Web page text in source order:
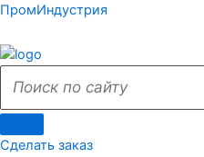
Перейти
содержимому
ПромИндустрия
Поиск
сайту
Поиск
Сделать заказ
Меню
Поиск
сайту
Поиск
Меню